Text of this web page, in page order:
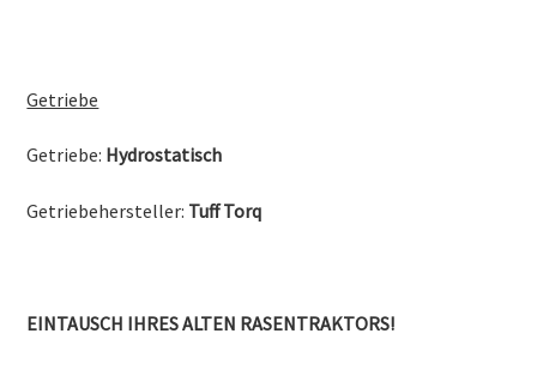
Getriebe
Getriebe: Hydrostatisch
Getriebehersteller: Tuff Torq
EINTAUSCH IHRES ALTEN RASENTRAKTORS!